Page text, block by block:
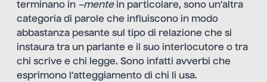
terminano in –mentein particolare, sono un’altra
categoria di parole che influiscono in modo
abbastanza pesante sul tipo di relazione che si
instaura tra un parlante e il suo interlocutore o tra
chi scrive e chi legge. Sono infatti avverbi che
esprimono l’atteggiamento di chi li usa.